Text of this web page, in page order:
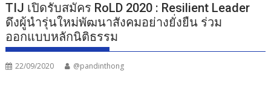
TIJ เปิดรับสมัคร RoLD 2020 : Resilient Leader
ดึงผู้นำรุ่นใหม่พัฒนาสังคมอย่างยั่งยืน ร่วม
ออกแบบหลักนิติธรรม
22/09/2020 @pandinthong